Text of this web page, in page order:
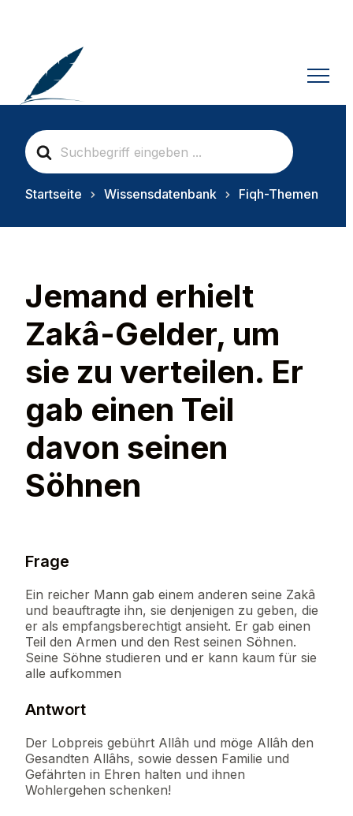
S
e
a
c
F
Startseite Wissensdatenbank Fiqh-Themen
Jemand erhielt
Zakâ-Gelder, um
sie zu verteilen. Er
gab einen Teil
davon seinen
Söhnen
Frage
Ein reicher Mann gab einem anderen seine Zakâ
und beauftragte ihn, sie denjenigen zu geben, die
er als empfangsberechtigt ansieht. Er gab einen
Teil den Armen und den Rest seinen Söhnen.
Seine Söhne studieren und er kann kaum für sie
alle aufkommen
Antwort
Der Lobpreis gebührt Allâh und möge Allâh den
Gesandten Allâhs, sowie dessen Familie und
Gefährten in Ehren halten und ihnen
Wohlergehen schenken!